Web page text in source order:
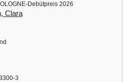
Debütpreis 2026
Clara
3